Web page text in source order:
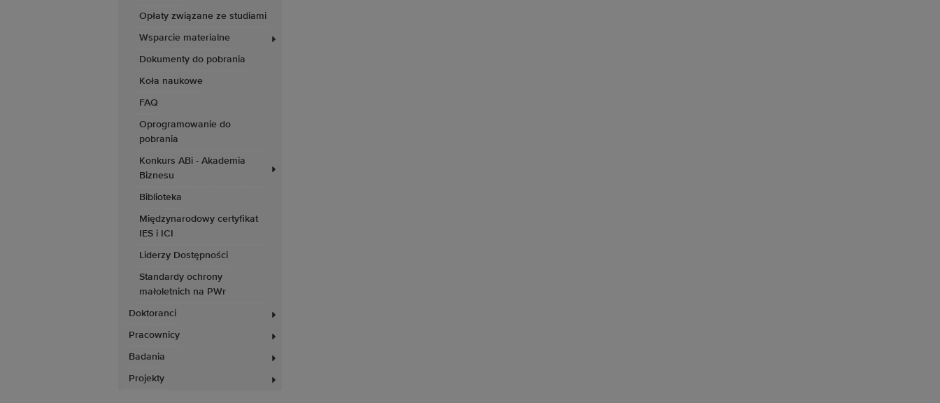
Opłaty związane ze studiami
Wsparcie materialne
Dokumenty do pobrania
Koła naukowe
FAQ
Oprogramowanie do
pobrania
Konkurs ABi - Akademia
Biznesu
Biblioteka
Międzynarodowy certyfikat
IES i ICI
Liderzy Dostępności
Standardy ochrony
małoletnich na PWr
Doktoranci
Pracownicy
Badania
Projekty